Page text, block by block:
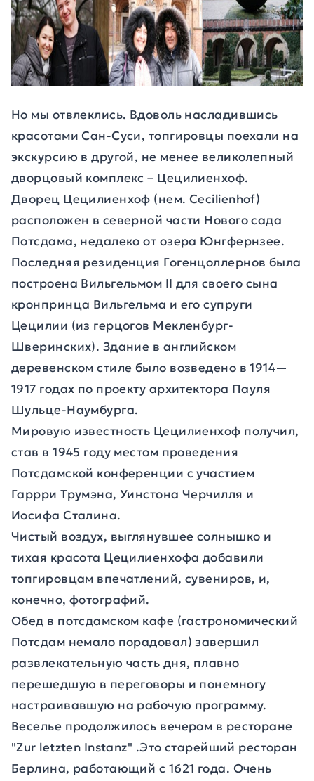
Но мы отвлеклись. Вдоволь насладившись
красотами Сан-Суси, топгировцы поехали на
экскурсию в другой, не менее великолепный
дворцовый комплекс – Цецилиенхоф.
Дворец Цецилиенхоф (нем. Cecilienhof)
расположен в северной части Нового сада
Потсдама, недалеко от озера Юнгфернзее.
Последняя резиденция Гогенцоллернов была
построена Вильгельмом II для своего сына
кронпринца Вильгельма и его супруги
Цецилии (из герцогов Мекленбург-
Шверинских). Здание в английском
деревенском стиле было возведено в 1914—
1917 годах по проекту архитектора Пауля
Шульце-Наумбурга.
Мировую известность Цецилиенхоф получил,
став в 1945 году местом проведения
Потсдамской конференции с участием
Гаррри Трумэна, Уинстона Черчилля и
Иосифа Сталина.
Чистый воздух, выглянувшее солнышко и
тихая красота Цецилиенхофа добавили
топгировцам впечатлений, сувениров, и,
конечно, фотографий.
Обед в потсдамском кафе (гастрономический
Потсдам немало порадовал) завершил
развлекательную часть дня, плавно
перешедшую в переговоры и понемногу
настраивавшую на рабочую программу.
Веселье продолжилось вечером в ресторане
"Zur letzten Instanz" .Это старейший ресторан
Берлина, работающий с 1621 года. Очень